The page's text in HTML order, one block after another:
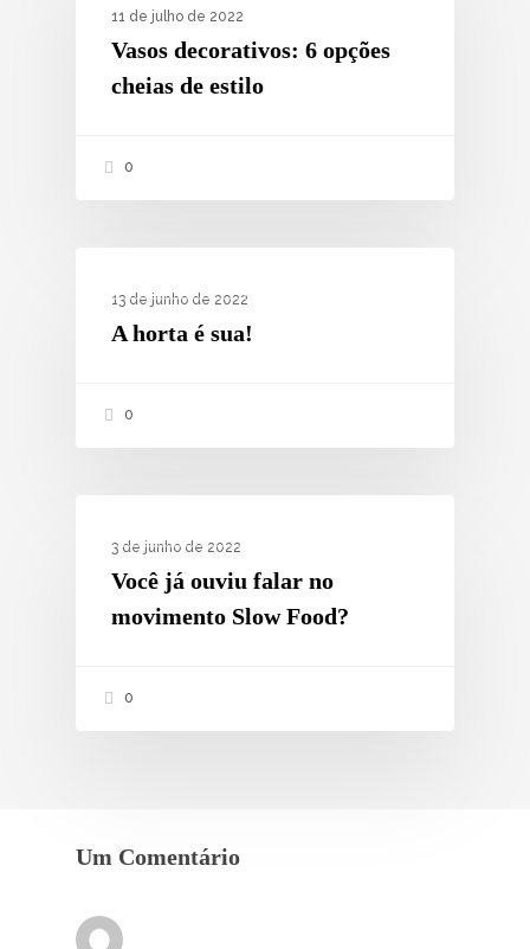
11 de julho de 2022
Vasos decorativos: 6 opções
cheias de estilo
0
13 de junho de 2022
A horta é sua!
0
3 de junho de 2022
Você já ouviu falar no
movimento Slow Food?
0
Um Comentário